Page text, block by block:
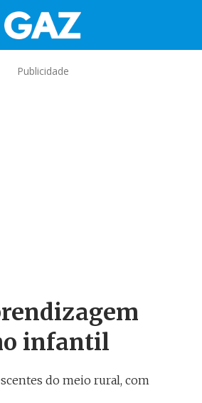
Publicidade
infantil
do meio rural, com